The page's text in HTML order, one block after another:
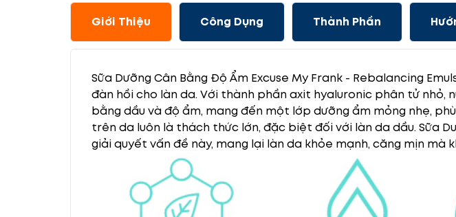
Giới Thiệu Công Dụng Thành Phần
Sữa Dưỡng Cân Bằng Độ Ẩm Excuse My Frank - Rebalancing
đàn hồi cho làn da. Với thành phần axit hyaluronic phân tử nhỏ,
bằng dầu và độ ẩm, mang đến một lớp dưỡng ẩm mỏng nhẹ,
trên da luôn là thách thức lớn, đặc biệt đối với làn da dầu. Sữa
giải quyết vấn đề này, mang lại làn da khỏe mạnh, căng mịn mà